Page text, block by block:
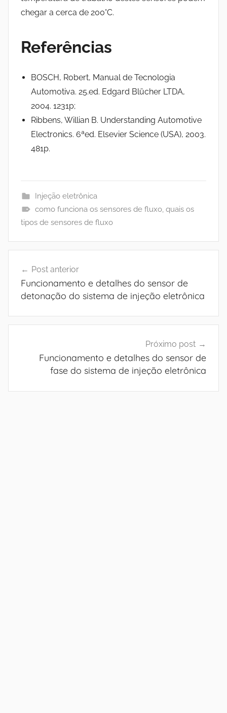
chegar a cerca de 200°C.
Referências
BOSCH, Robert, Manual de Tecnologia
Automotiva. 25.ed. Edgard Blücher LTDA,
2004. 1231p;
Ribbens, Willian B. Understanding Automotive
Electronics. 6ªed. Elsevier Science (USA), 2003.
481p.
Injeção eletrônica
como funciona os sensores de fluxo, quais os
tipos de sensores de fluxo
de
Post
Post anterior
Funcionamento e detalhes do sensor de
detonação do sistema de injeção eletrônica
Próximo post
Funcionamento e detalhes do sensor de
fase do sistema de injeção eletrônica